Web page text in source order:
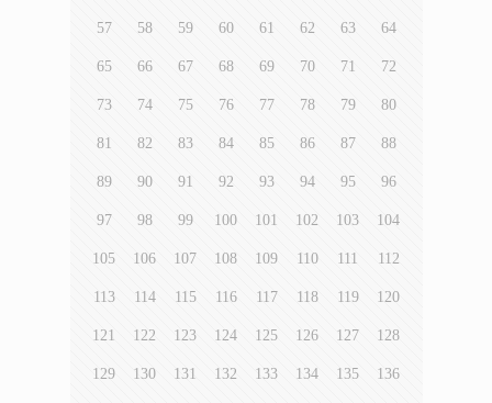
57 58 59 60 61 62 63 64
65 66 67 68 69 70 71 72
73 74 75 76 77 78 79 80
81 82 83 84 85 86 87 88
89 90 91 92 93 94 95 96
97 98 99 100 101 102 103 104
105 106 107 108 109 110 111 112
113 114 115 116 117 118 119 120
121 122 123 124 125 126 127 128
129 130 131 132 133 134 135 136